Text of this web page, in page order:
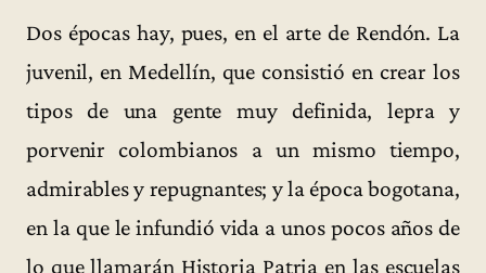
Dos épocas hay, pues, en el arte de Rendón. La
juvenil, en Medellín, que consistió en crear los
tipos de una gente muy definida, lepra y
porvenir colombianos a un mismo tiempo,
admirables y repugnantes; y la época bogotana,
en la que le infundió vida a unos pocos años de
lo que llamarán Historia Patria en las escuelas